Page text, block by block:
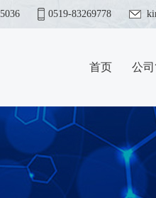
0519-83269778
首页 公